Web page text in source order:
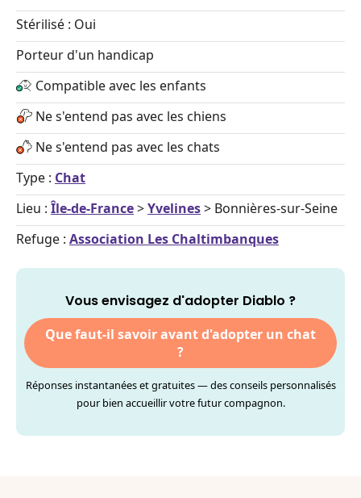
Stérilisé : Oui
Porteur d'un handicap
Compatible avec les enfants
Ne s'entend pas avec les chiens
Ne s'entend pas avec les chats
Type : Chat
Lieu : Île-de-France>Yvelines> Bonnières-sur-Seine
Refuge : Association Les Chaltimbanques
Vous envisagez d'adopter Diablo ?
Que faut-il savoir avant d'adopter un chat
?
Réponses instantanées et gratuites — des conseils personnalisés
pour bien accueillir votre futur compagnon.